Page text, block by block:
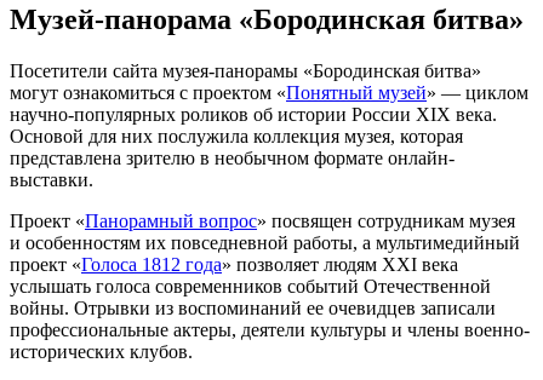
Музей-панорама «Бородинская битва»
Посетители сайта музея-панорамы «Бородинская битва»
могут ознакомиться с проектом «Понятный музей» — циклом
научно-популярных роликов об истории России XIX века.
Основой для них послужила коллекция музея, которая
представлена зрителю в необычном формате онлайн-
выставки.
Проект «Панорамный вопрос» посвящен сотрудникам музея
и особенностям их повседневной работы, а мультимедийный
проект «Голоса 1812 года» позволяет людям XXI века
услышать голоса современников событий Отечественной
войны. Отрывки из воспоминаний ее очевидцев записали
профессиональные актеры, деятели культуры и члены военно-
исторических клубов.